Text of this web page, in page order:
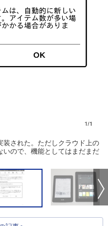
装された。ただしクラウド上の
いので、機能としてはまだまだ